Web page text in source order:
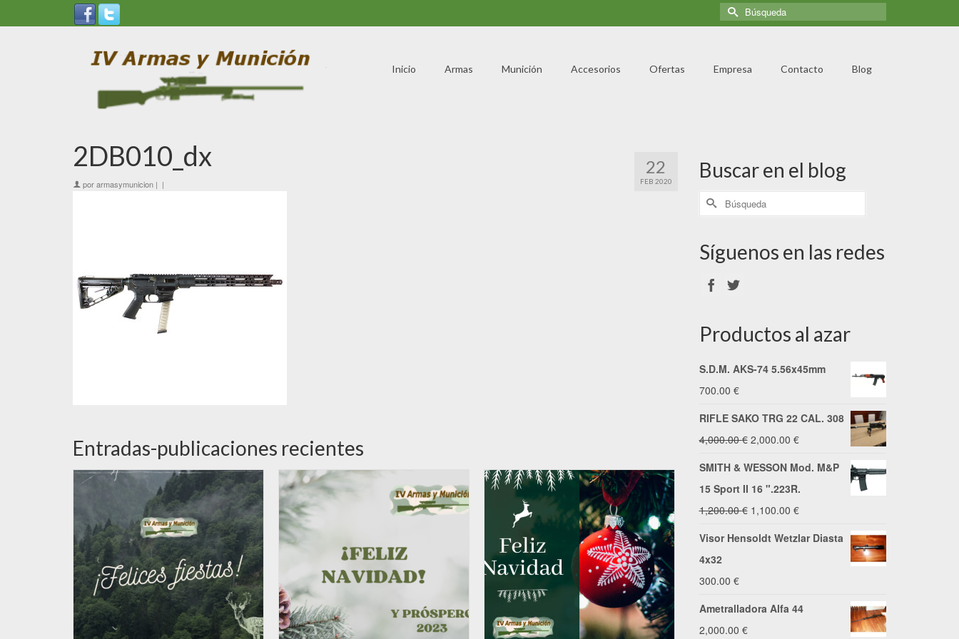
Inicio Armas Munición Accesorios Ofertas Empresa Contacto Blog
22
FEB 2020
2DB010_dx
porarmasymunicion | |
Entradas-publicaciones recientes
Buscar en el blog
Síguenos en las redes
Productos al azar
S.D.M. AKS-74 5.56x45mm
700.00 €
RIFLE SAKO TRG 22 CAL. 308
4,000.00€ El
precio
original
2,000.00 €El
precio
SMITH & WESSON Mod. M&P
15 Sport II 16 ".223R.
1,200.00€ El
precio
1,100.00 €El
precio
Visor Hensoldt Wetzlar Diasta
4x32
300.00 €
Ametralladora Alfa 44
2,000.00 €